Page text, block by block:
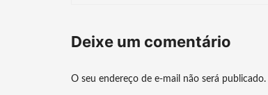
Deixe um comentário
O seu endereço de e-mail não será publicado.